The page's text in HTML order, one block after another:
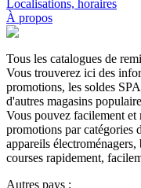
Localisations, horaires
À propos
Tous les catalogues de
Vous trouverez ici des
promotions, les soldes
d'autres magasins
Vous pouvez facilement et
promotions par catégories
appareils
courses rapidement,
Autres pays :